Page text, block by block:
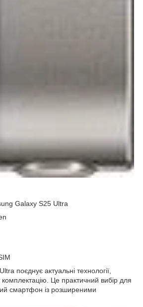
Galaxy S25 Ultra
поєднує актуальні технології,
комплектацію. Це практичний вибір для
смартфон із розширеними